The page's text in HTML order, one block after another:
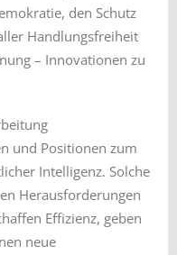
den Schutz
Handlungsfreiheit
– Innovationen zu
und Positionen zum
Intelligenz. Solche
Herausforderungen
Effizienz, geben
neue